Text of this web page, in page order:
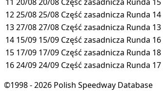
1225/0825/08 Część zasadnicza Runda 14
1327/0827/08 Część zasadnicza Runda 13
14 15/09 15/09 Część zasadnicza Runda 16
15 17/09 17/09 Część zasadnicza Runda 18
1624/0924/09 Część zasadnicza Runda 17
©1998 - 2026 Polish Speedway Database